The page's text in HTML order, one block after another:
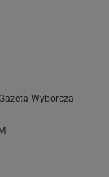
Wyborcza